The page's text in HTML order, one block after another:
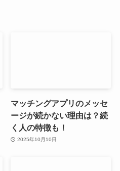
マッチングアプリのメッセ
ージが続かない理由は？続
く人の特徴も！
2025年10月10日